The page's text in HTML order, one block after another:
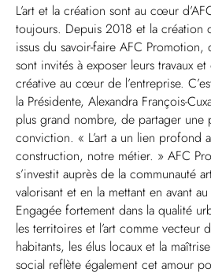
L’art et la création sont au cœur
toujours. Depuis 2018 et la création
issus du savoir-faire AFC Promotion,
sont invités à exposer leurs travaux
créative au cœur de l’entreprise.
la Présidente, Alexandra François-
plus grand nombre, de partager une
conviction. « L’art a un lien profond
construction, notre métier. » AFC
s’investit auprès de la communauté
valorisant et en la mettant en avant
Engagée fortement dans la qualité
les territoires et l’art comme vecteur
habitants, les élus locaux et la
social reflète également cet amour